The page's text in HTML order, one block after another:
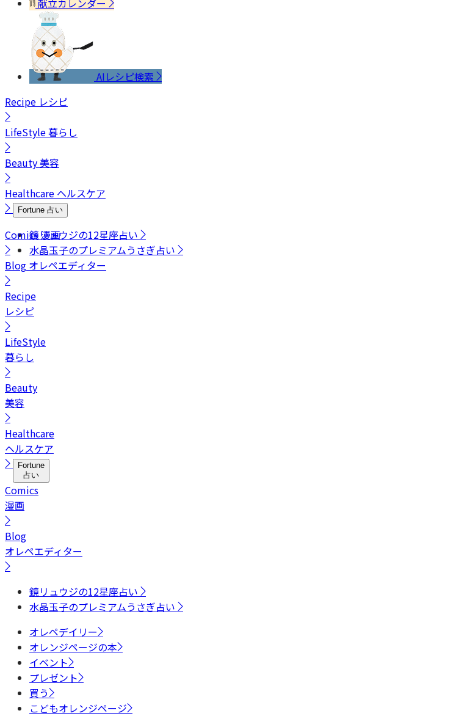
献立カレンダー
AIレシピ検索
Recipe レシピ
LifeStyle暮らし
Beauty美容
Healthcare ヘルスケア
Fortune 占い
鏡リュウジの12星座占い
水晶玉子のプレミアムうさぎ占い
Comics漫画
Blog オレペエディター
Recipe
レシピ
LifeStyle
暮らし
Beauty
美容
Healthcare
ヘルスケア
Fortune
占い
Comics
漫画
Blog
オレペエディター
鏡リュウジの12星座占い
水晶玉子のプレミアムうさぎ占い
オレペデイリー
オレンジページの本
イベント
プレゼント
買う
こどもオレンジページ